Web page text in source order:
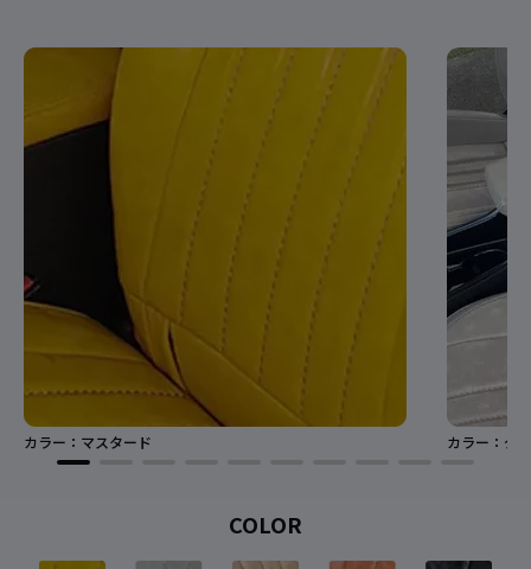
カラー：マスタード カラー：グ
COLOR